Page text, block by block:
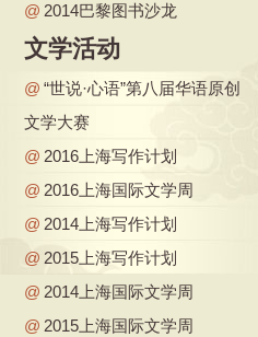
@ 2014巴黎图书沙龙
文学活动
@ “世说·心语”第八届华语原创
文学大赛
@ 2016上海写作计划
@ 2016上海国际文学周
@ 2014上海写作计划
@ 2015上海写作计划
@ 2014上海国际文学周
@ 2015上海国际文学周